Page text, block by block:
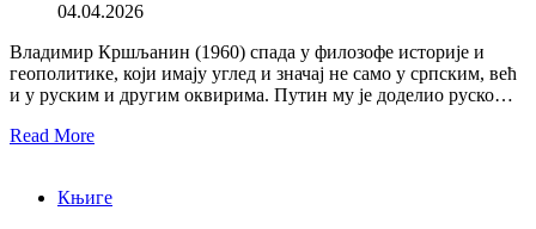
04.04.2026
Владимир Кршљанин (1960) спада у филозофе историје и
геополитике, који имају углед и значај не само у српским, већ
и у руским и другим оквирима. Путин му је доделио руско…
Read More
Књиге